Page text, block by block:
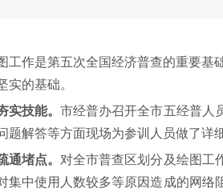
工作是第五次全国经济普查的重要基
实的基础。
实技能。市经普办召开全市五经普人
题解答等方面现场为参训人员做了详
通堵点。 对全市普查区划分及绘图工
集中使用人数较多等原因造成的网